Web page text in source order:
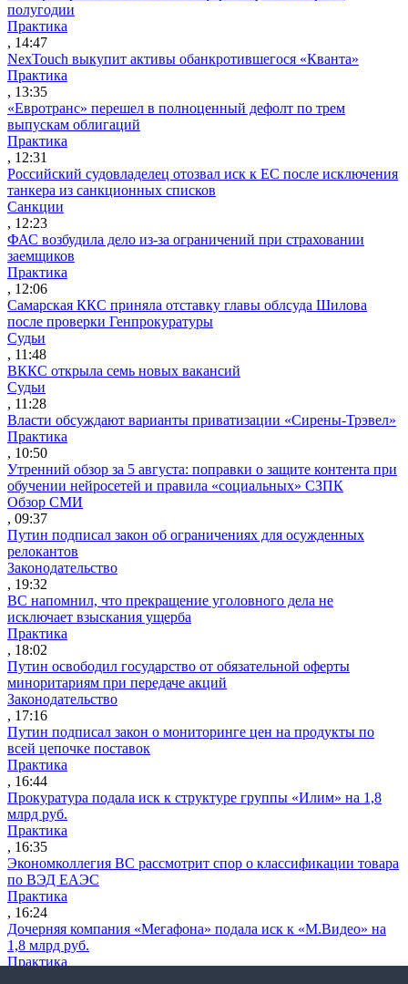
полугодии
Практика
, 14:47
NexTouch выкупит активы обанкротившегося «Кванта»
Практика
, 13:35
«Евротранс» перешел в полноценный дефолт по трем
выпускам облигаций
Практика
, 12:31
Российский судовладелец отозвал иск к ЕС после исключения
танкера из санкционных списков
Санкции
, 12:23
ФАС возбудила дело из-за ограничений при страховании
заемщиков
Практика
, 12:06
Самарская ККС приняла отставку главы облсуда Шилова
после проверки Генпрокуратуры
Судьи
, 11:48
ВККС открыла семь новых вакансий
Судьи
, 11:28
Власти обсуждают варианты приватизации «Сирены-Трэвел»
Практика
, 10:50
Утренний обзор за 5 августа: поправки о защите контента при
обучении нейросетей и правила «социальных» СЗПК
Обзор СМИ
, 09:37
Путин подписал закон об ограничениях для осужденных
релокантов
Законодательство
, 19:32
ВС напомнил, что прекращение уголовного дела не
исключает взыскания ущерба
Практика
, 18:02
Путин освободил государство от обязательной оферты
миноритариям при передаче акций
Законодательство
, 17:16
Путин подписал закон о мониторинге цен на продукты по
всей цепочке поставок
Практика
, 16:44
Прокуратура подала иск к структуре группы «Илим» на 1,8
млрд руб.
Практика
, 16:35
Экономколлегия ВС рассмотрит спор о классификации товара
по ВЭД ЕАЭС
Практика
, 16:24
Дочерняя компания «Мегафона» подала иск к «М.Видео» на
1,8 млрд руб.
Практика